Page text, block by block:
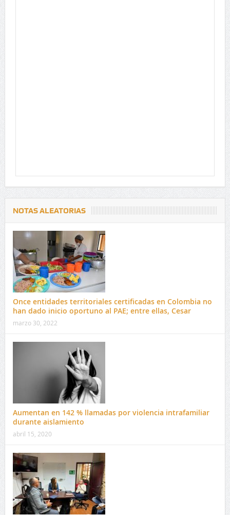
NOTAS ALEATORIAS
Once entidades territoriales certificadas en Colombia no
han dado inicio oportuno al PAE; entre ellas, Cesar
marzo 30, 2022
Aumentan en 142 % llamadas por violencia intrafamiliar
durante aislamiento
abril 15, 2020